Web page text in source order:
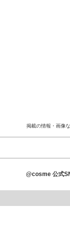
掲載の情報・画像
@cosme 公式